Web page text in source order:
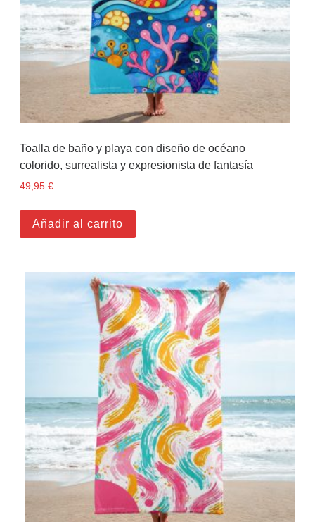
Toalla de baño y playa con diseño de océano
colorido, surrealista y expresionista de fantasía
49,95 €
Añadir al carrito